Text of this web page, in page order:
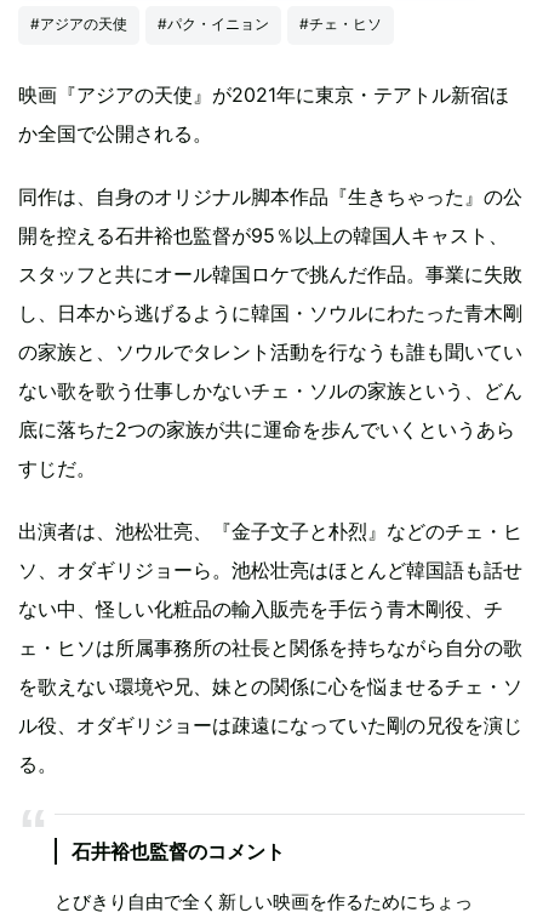
#アジアの天使 #パク・イニョン #チェ・ヒソ
映画『アジアの天使』が2021年に東京・テアトル新宿ほ
か全国で公開される。
同作は、自身のオリジナル脚本作品『生きちゃった』の公
開を控える石井裕也監督が95％以上の韓国人キャスト、
スタッフと共にオール韓国ロケで挑んだ作品。事業に失敗
し、日本から逃げるように韓国・ソウルにわたった青木剛
の家族と、ソウルでタレント活動を行なうも誰も聞いてい
ない歌を歌う仕事しかないチェ・ソルの家族という、どん
底に落ちた2つの家族が共に運命を歩んでいくというあら
すじだ。
出演者は、池松壮亮、『金子文子と朴烈』などのチェ・ヒ
ソ、オダギリジョーら。池松壮亮はほとんど韓国語も話せ
ない中、怪しい化粧品の輸入販売を手伝う青木剛役、チ
ェ・ヒソは所属事務所の社長と関係を持ちながら自分の歌
を歌えない環境や兄、妹との関係に心を悩ませるチェ・ソ
ル役、オダギリジョーは疎遠になっていた剛の兄役を演じ
る。
石井裕也監督のコメント
とびきり自由で全く新しい映画を作るためにちょっ